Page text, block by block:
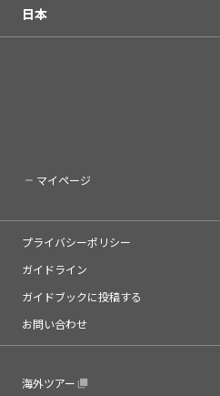
日本
マイページ
プライバシーポリシー
ガイドライン
ガイドブックに投稿する
お問い合わせ
海外ツアー